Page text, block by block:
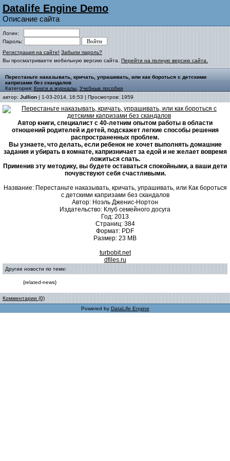
Datalife Engine Demo
Описание сайта
Логин:
Пароль:
Регистрация на сайте! Забыли пароль?
Вы просматриваете мобильную версию сайта. Перейти на полную версию сайта.
Перестаньте наказывать, кричать, упрашивать, или как бороться с детскими
капризами без скандалов
Категория: Книги и журналы Учебные пособия
автор: Jullion | 1-03-2014, 16:53 | Просмотров: 1959
Автор книги, специалист с 40-летним опытом работы в области
отношений родителей и детей, подскажет легкие способы решения
распространенных проблем.
Вы узнаете, что делать, если ребенок не хочет выполнять домашние
задания и убирать в комнате, капризничает за едой и не желает вовремя
ложиться спать.
Применив эту методику, вы будете оставаться спокойными, а ваши дети
почувствуют себя счастливыми.
Название: Перестаньте наказывать, кричать, упрашивать, или Как бороться
с детскими капризами без скандалов
Автор: Ноэль Дженис-Нортон
Издательство: Клуб семейного досуга
Год: 2013
Страниц: 384
Формат: PDF
Размер: 23 MB
turbobit.net
dfiles.ru
Другие новости по теме:
{related-news}
Комментарии (0)
Powered by DataLife Engine